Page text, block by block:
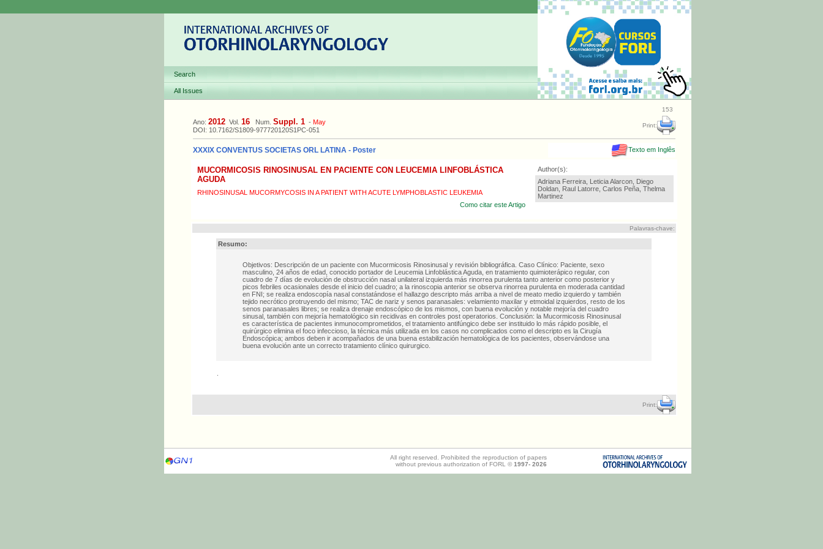
Search
All Issues
153
Ano: 2012Vol. 16Num. Suppl. 1- May
DOI: 10.7162/S1809-977720120S1PC-051
Print:
XXXIX CONVENTUS SOCIETAS ORL LATINA - Poster Texto em Inglês
MUCORMICOSIS RINOSINUSAL EN PACIENTE CON LEUCEMIA LINFOBLÁSTICA
AGUDA
RHINOSINUSAL MUCORMYCOSIS IN A PATIENT WITH ACUTE LYMPHOBLASTIC LEUKEMIA
Como citar este Artigo
Author(s):
Adriana Ferreira, Leticia Alarcon, Diego
Doldan, Raul Latorre, Carlos Peña, Thelma
Martinez
Palavras-chave:
Resumo:
Objetivos: Descripción de un paciente con Mucormicosis Rinosinusal y revisión bibliográfica. Caso Clínico: Paciente, sexo
masculino, 24 años de edad, conocido portador de Leucemia Linfoblástica Aguda, en tratamiento quimioterápico regular, con
cuadro de 7 días de evolución de obstrucción nasal unilateral izquierda más rinorrea purulenta tanto anterior como posterior y
picos febriles ocasionales desde el inicio del cuadro; a la rinoscopia anterior se observa rinorrea purulenta en moderada cantidad
en FNI; se realiza endoscopía nasal constatándose el hallazgo descripto más arriba a nivel de meato medio izquierdo y también
tejido necrótico protruyendo del mismo; TAC de nariz y senos paranasales: velamiento maxilar y etmoidal izquierdos, resto de los
senos paranasales libres; se realiza drenaje endoscópico de los mismos, con buena evolución y notable mejoría del cuadro
sinusal, también con mejoría hematológico sin recidivas en controles post operatorios. Conclusión: la Mucormicosis Rinosinusal
es característica de pacientes inmunocomprometidos, el tratamiento antifúngico debe ser instituido lo más rápido posible, el
quirúrgico elimina el foco infeccioso, la técnica más utilizada en los casos no complicados como el descripto es la Cirugía
Endoscópica; ambos deben ir acompañados de una buena estabilización hematológica de los pacientes, observándose una
buena evolución ante un correcto tratamiento clínico quirurgico.
Print:
All right reserved. Prohibited the reproduction of papers
without previous authorization of FORL © 1997- 2026